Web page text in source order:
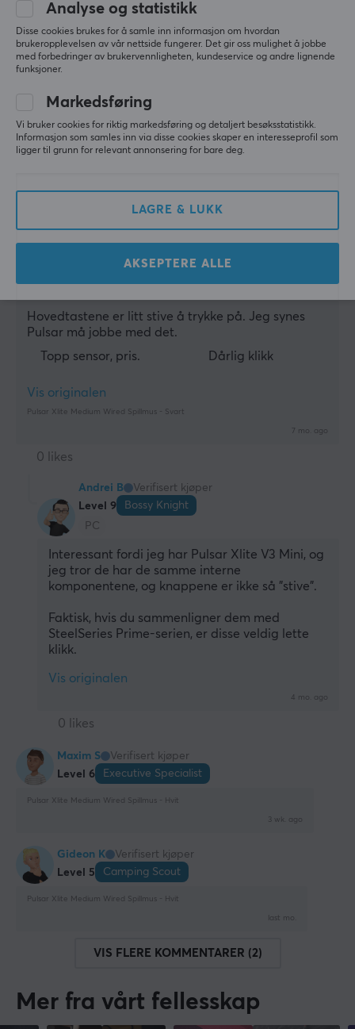
Trådløs
Nei
GARANTI
Produsentens garanti
2 års garanti
Zia A
Verifisert kjøper
Level 5
Smelly Scout
Veldig bra
❤️❤️❤️
Alt fungerer problemfritt og den er veldig rask
Vis originalen
7 mo. ago
Easy Guardian
Hovedtastene er litt stive å trykke på. Jeg synes
Pulsar må jobbe med det.
Topp sensor, pris.
Dårlig klikk
Vis originalen
Pulsar Xlite Medium Wired Spillmus - Svart
7 mo. ago
0 likes
Andrei B
Verifisert kjøper
Level 9
Bossy Knight
PC
Interessant fordi jeg har Pulsar Xlite V3 Mini, og
jeg tror de har de samme interne
komponentene, og knappene er ikke så "stive".
Faktisk, hvis du sammenligner dem med
SteelSeries Prime-serien, er disse veldig lette
klikk.
Vis originalen
4 mo. ago
0 likes
Maxim S
Verifisert kjøper
Level 6
Executive Specialist
Pulsar Xlite Medium Wired Spillmus - Hvit
3 wk. ago
Gideon K
Verifisert kjøper
Level 5
Camping Scout
Pulsar Xlite Medium Wired Spillmus - Hvit
last mo.
VIS FLERE KOMMENTARER (2)
Mer fra vårt fellesskap
Analyse og statistikk
Disse cookies brukes for å samle inn informasjon om hvordan
brukeropplevelsen av vår nettside fungerer. Det gir oss mulighet å jobbe
med forbedringer av brukervennligheten, kundeservice og andre lignende
funksjoner.
Markedsføring
Vi bruker cookies for riktig markedsføring og detaljert besøksstatistikk.
Informasjon som samles inn via disse cookies skaper en interesseprofil som
ligger til grunn for relevant annonsering for bare deg.
LAGRE & LUKK
AKSEPTERE ALLE